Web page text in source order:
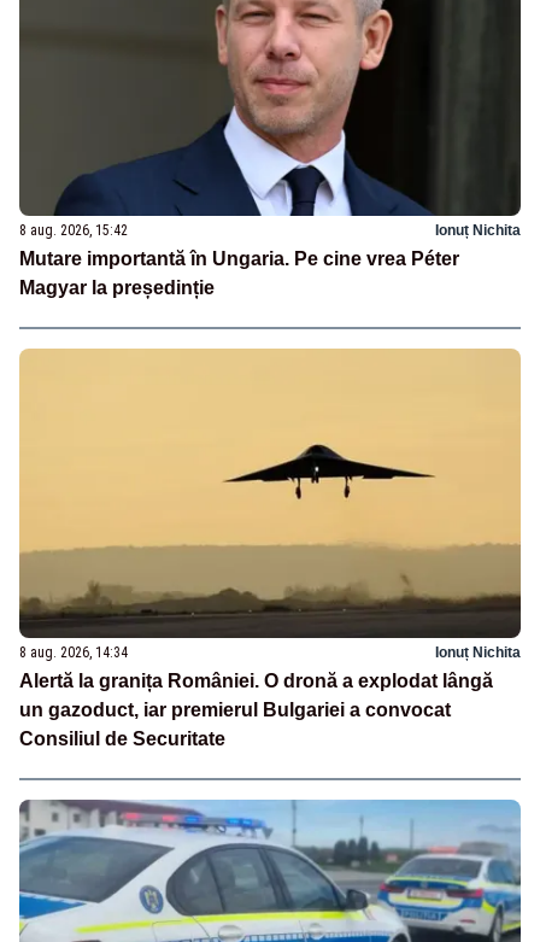
8 aug. 2026, 15:42 Ionuț Nichita
Mutare importantă în Ungaria. Pe cine vrea Péter
Magyar la președinție
8 aug. 2026, 14:34 Ionuț Nichita
Alertă la granița României. O dronă a explodat lângă
un gazoduct, iar premierul Bulgariei a convocat
Consiliul de Securitate